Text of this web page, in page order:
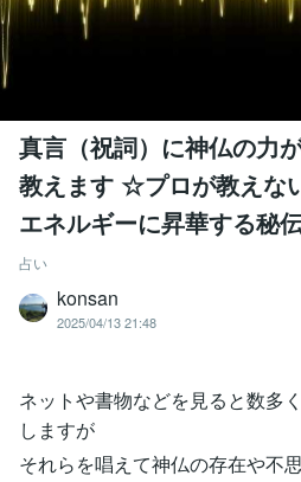
真言（祝詞）に神仏の力
教えます ☆プロが教えな
エネルギーに昇華する秘
占い
konsan
2025/04/13 21:48
ネットや書物などを見ると数多
しますが
それらを唱えて神仏の存在や不